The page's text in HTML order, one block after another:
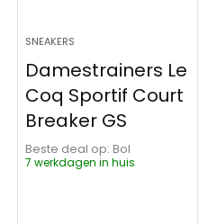
SNEAKERS
Damestrainers Le
Coq Sportif Court
Breaker GS
Beste deal op:
Bol
7 werkdagen in huis